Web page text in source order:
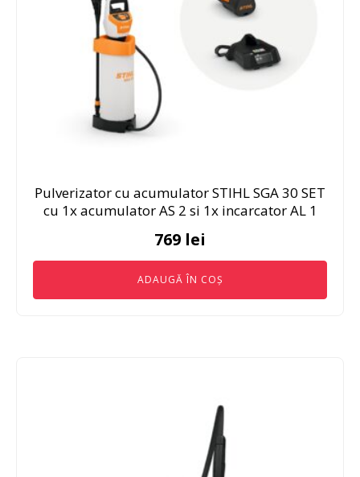
Pulverizator cu acumulator STIHL SGA 30 SET
cu 1x acumulator AS 2 si 1x incarcator AL 1
769 lei
ADAUGĂ ÎN COȘ